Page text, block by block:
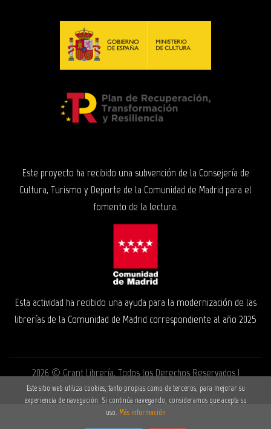
Este proyecto ha recibido una subvención de la Consejería de
Cultura, Turismo y Deporte de la Comunidad de Madrid para el
fomento de la lectura.
Esta actividad ha recibido una ayuda para la modernización de las
librerías de la Comunidad de Madrid correspondiente al año 2025
2026 ©Grant Librería. Todos los Derechos Reservados |
Grupo Trevenque
Este sitio web utiliza cookies, tanto propias como de terceros, para mejorar su
experiencia de navegación. Si continúa navegando, consideramos que acepta su
uso. Más información